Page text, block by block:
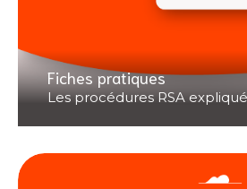
Fiches pratiques
Les procédures RSA